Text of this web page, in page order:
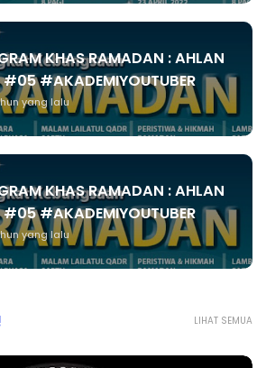
KHAS RAMADAN : AHLAN
#AKADEMIYOUTUBER
yang lalu
KHAS RAMADAN : AHLAN
#AKADEMIYOUTUBER
yang lalu
LIHAT SEMUA